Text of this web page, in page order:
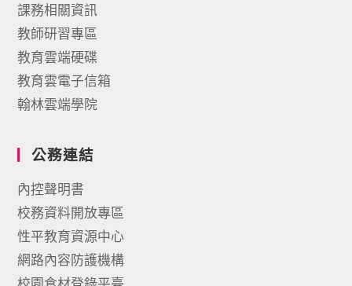
課務相關資訊
教師研習專區
教育雲端硬碟
教育雲電子信箱
翰林雲端學院
公務連結
內控聲明書
校務資料開放專區
性平教育資源中心
網路內容防護機構